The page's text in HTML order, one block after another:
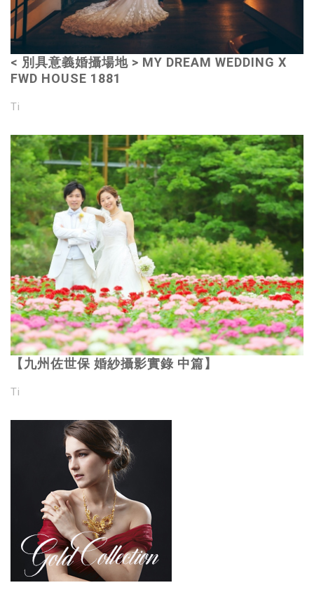
< 別具意義婚攝場地 > MY DREAM WEDDING X
FWD HOUSE 1881
Ti
【九州佐世保 婚紗攝影實錄 中篇】
Ti